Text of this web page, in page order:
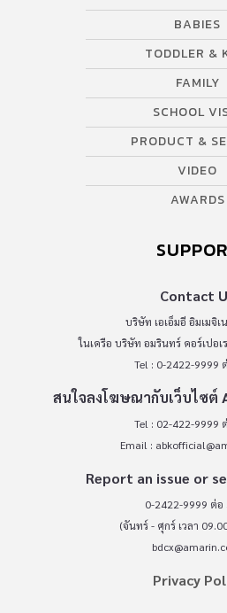
BABIES
TODDLER &
FAMILY
SCHOOL
PRODUCT &
VIDEO
AWARDS
Contact
บริษัท เอเอ็มอี อิมเมจิ
ในเครือ บริษัท อมรินทร์ คอร์เปอ
Tel : 0-2422-9999
สนใจลงโฆษณากับเว็บไซต์
Tel : 02-422-9999
Email :
Report an issue or
0-2422-9999 ต่อ
(จันทร์ - ศุกร์ เวลา
Privacy